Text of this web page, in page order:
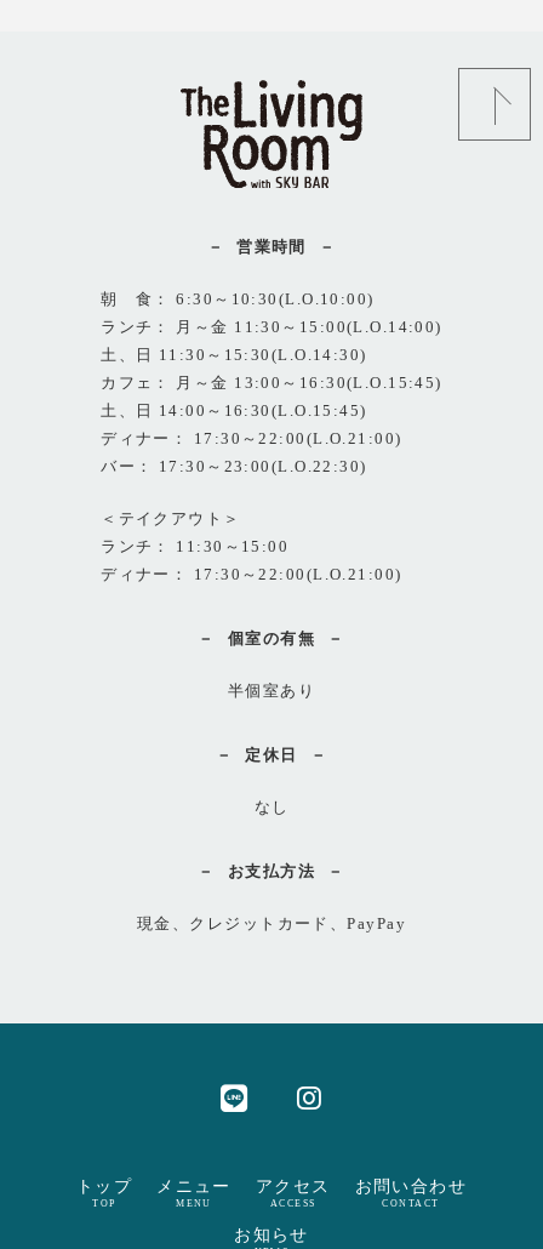
営業時間
朝 食： 6:30～10:30(L.O.10:00)
ランチ： 月～金 11:30～15:00(L.O.14:00)
土、日 11:30～15:30(L.O.14:30)
カフェ： 月～金 13:00～16:30(L.O.15:45)
土、日 14:00～16:30(L.O.15:45)
ディナー： 17:30～22:00(L.O.21:00)
バー： 17:30～23:00(L.O.22:30)
＜テイクアウト＞
ランチ： 11:30～15:00
ディナー： 17:30～22:00(L.O.21:00)
個室の有無
半個室あり
定休日
なし
お支払方法
現金、クレジットカード、PayPay
トップ
TOP
メニュー
MENU
アクセス
ACCESS
お問い合わせ
CONTACT
お知らせ